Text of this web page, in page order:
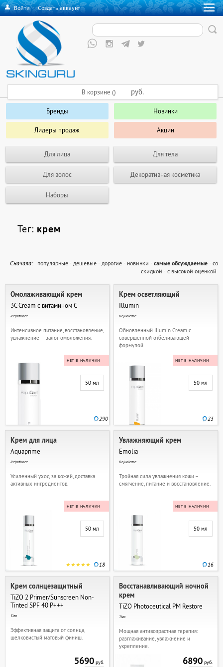
Войти·Создать аккаунт
Бренды Новинки
Лидеры продаж Акции
Для лица Для тела
Для волос Декоративная косметика
Наборы
В корзине () руб.
Тег: крем
Cначала: популярные · дешевые · дорогие · новинки · самые обсуждаемые · со
скидкой · с высокой оценкой
Омолаживающий крем
3C Cream с витамином С
Rejudicare
НЕТ В НАЛИЧИИ
Интенсивное питание, восстановление,
увлажнение — залог омоложения.
50 мл
290
Крем осветляющий
Illumin
Rejudicare
НЕТ В НАЛИЧИИ
Обновленный Illumin Cream с
совершенной отбеливающей
формулой
50 мл
23
Крем для лица
Aquaprime
Rejudicare
НЕТ В НАЛИЧИИ
Усиленный уход за кожей, доставка
активных ингредиентов.
50 мл
18
Увлажняющий крем
Emolia
Rejudicare
НЕТ В НАЛИЧИИ
Тройная сила увлажнения кожи –
смягчение, питание и восстановление.
50 мл
16
Крем солнцезащитный
TiZO 2 Primer/Sunscreen Non-
Tinted SPF 40 P+++
Tizo
Эффективная защита от солнца,
шелковистый матовый финиш.
5690руб.
Восстанавливающий ночной
крем
TiZO Photoceutical PM Restore
Tizo
Мощная антивозрастная терапия:
разглаживание, увлажнение и
укрепление.
6890руб.